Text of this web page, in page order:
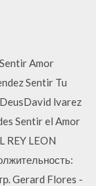
Amor
Sentir Tu
lvarez
Sentir el Amor
REY LEON
Gerard Flores -